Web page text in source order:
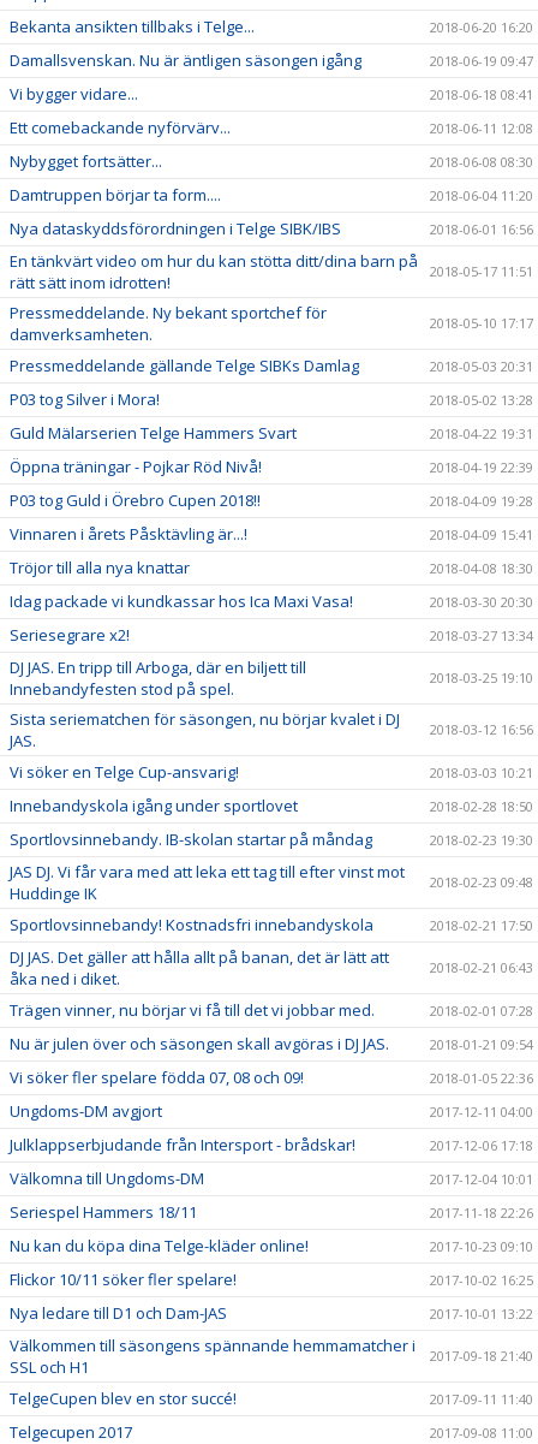
Bekanta ansikten tillbaks i Telge... 2018-06-20 16:20
Damallsvenskan. Nu är äntligen säsongen igång 2018-06-19 09:47
Vi bygger vidare... 2018-06-18 08:41
Ett comebackande nyförvärv... 2018-06-11 12:08
Nybygget fortsätter... 2018-06-08 08:30
Damtruppen börjar ta form.... 2018-06-04 11:20
Nya dataskyddsförordningen i Telge SIBK/IBS 2018-06-01 16:56
En tänkvärt video om hur du kan stötta ditt/dina barn på
rätt sätt inom idrotten!
2018-05-17 11:51
Pressmeddelande. Ny bekant sportchef för
damverksamheten.
2018-05-10 17:17
Pressmeddelande gällande Telge SIBKs Damlag 2018-05-03 20:31
P03 tog Silver i Mora! 2018-05-02 13:28
Guld Mälarserien Telge Hammers Svart 2018-04-22 19:31
Öppna träningar - Pojkar Röd Nivå! 2018-04-19 22:39
P03 tog Guld i Örebro Cupen 2018!! 2018-04-09 19:28
Vinnaren i årets Påsktävling är...! 2018-04-09 15:41
Tröjor till alla nya knattar 2018-04-08 18:30
Idag packade vi kundkassar hos Ica Maxi Vasa! 2018-03-30 20:30
Seriesegrare x2! 2018-03-27 13:34
DJ JAS. En tripp till Arboga, där en biljett till
Innebandyfesten stod på spel.
2018-03-25 19:10
Sista seriematchen för säsongen, nu börjar kvalet i DJ
JAS.
2018-03-12 16:56
Vi söker en Telge Cup-ansvarig! 2018-03-03 10:21
Innebandyskola igång under sportlovet 2018-02-28 18:50
Sportlovsinnebandy. IB-skolan startar på måndag 2018-02-23 19:30
JAS DJ. Vi får vara med att leka ett tag till efter vinst mot
Huddinge IK
2018-02-23 09:48
Sportlovsinnebandy! Kostnadsfri innebandyskola 2018-02-21 17:50
DJ JAS. Det gäller att hålla allt på banan, det är lätt att
åka ned i diket.
2018-02-21 06:43
Trägen vinner, nu börjar vi få till det vi jobbar med. 2018-02-01 07:28
Nu är julen över och säsongen skall avgöras i DJ JAS. 2018-01-21 09:54
Vi söker fler spelare födda 07, 08 och 09! 2018-01-05 22:36
Ungdoms-DM avgjort 2017-12-11 04:00
Julklappserbjudande från Intersport - brådskar! 2017-12-06 17:18
Välkomna till Ungdoms-DM 2017-12-04 10:01
Seriespel Hammers 18/11 2017-11-18 22:26
Nu kan du köpa dina Telge-kläder online! 2017-10-23 09:10
Flickor 10/11 söker fler spelare! 2017-10-02 16:25
Nya ledare till D1 och Dam-JAS 2017-10-01 13:22
Välkommen till säsongens spännande hemmamatcher i
SSL och H1
2017-09-18 21:40
TelgeCupen blev en stor succé! 2017-09-11 11:40
Telgecupen 2017 2017-09-08 11:00